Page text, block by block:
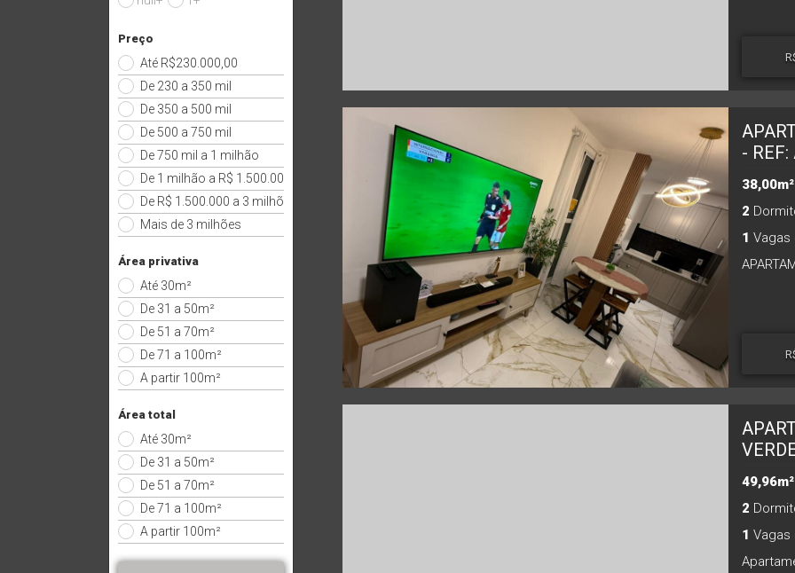
Preço
Até R$230.000,00
De 230 a 350 mil
De 350 a 500 mil
De 500 a 750 mil
De 750 mil a 1 milhão
De 1 milhão a R$ 1.500.000
De R$ 1.500.000 a 3 milhões
Mais de 3 milhões
Área privativa
Até 30m²
De 31 a 50m²
De 51 a 70m²
De 71 a 100m²
A partir 100m²
Área total
Até 30m²
De 31 a 50m²
De 51 a 70m²
De 71 a 100m²
A partir 100m²
-
38,00m²
2
1 Vagas
49,96m²
2
1 Vagas